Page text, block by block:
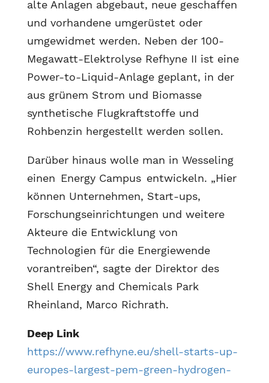
alte Anlagen abgebaut, neue geschaffen
und vorhandene umgerüstet oder
umgewidmet werden. Neben der 100-
Megawatt-Elektrolyse Refhyne II ist eine
Power-to-Liquid-Anlage geplant, in der
aus grünem Strom und Biomasse
synthetische Flugkraftstoffe und
Rohbenzin hergestellt werden sollen.
Darüber hinaus wolle man in Wesseling
einen Energy Campus entwickeln. „Hier
können Unternehmen, Start-ups,
Forschungseinrichtungen und weitere
Akteure die Entwicklung von
Technologien für die Energiewende
vorantreiben“, sagte der Direktor des
Shell Energy and Chemicals Park
Rheinland, Marco Richrath.
Deep Link
https://www.refhyne.eu/shell-starts-up-
europes-largest-pem-green-hydrogen-